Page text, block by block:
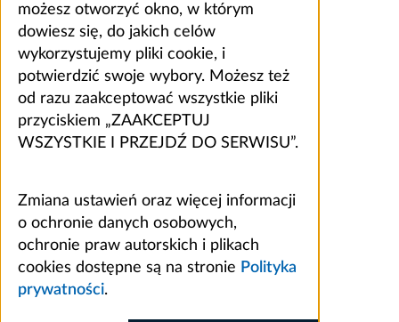
możesz otworzyć okno, w którym
dowiesz się, do jakich celów
wykorzystujemy pliki cookie, i
potwierdzić swoje wybory. Możesz też
od razu zaakceptować wszystkie pliki
przyciskiem „ZAAKCEPTUJ
WSZYSTKIE I PRZEJDŹ DO SERWISU”.
Zmiana ustawień oraz więcej informacji
o ochronie danych osobowych,
ochronie praw autorskich i plikach
cookies dostępne są na stronie Polityka
prywatności.